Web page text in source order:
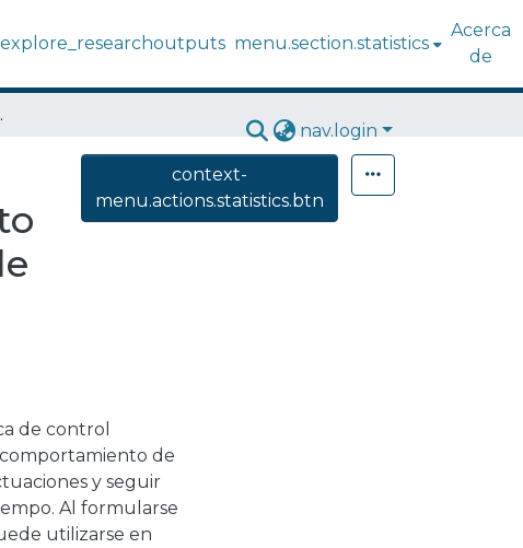
menu.section.statistics
Acerca
de
nav.login
síntesis de alto nivel
context-
menu.actions.statistics.btn
de control
de
y seguir
Al formularse
utilizarse en